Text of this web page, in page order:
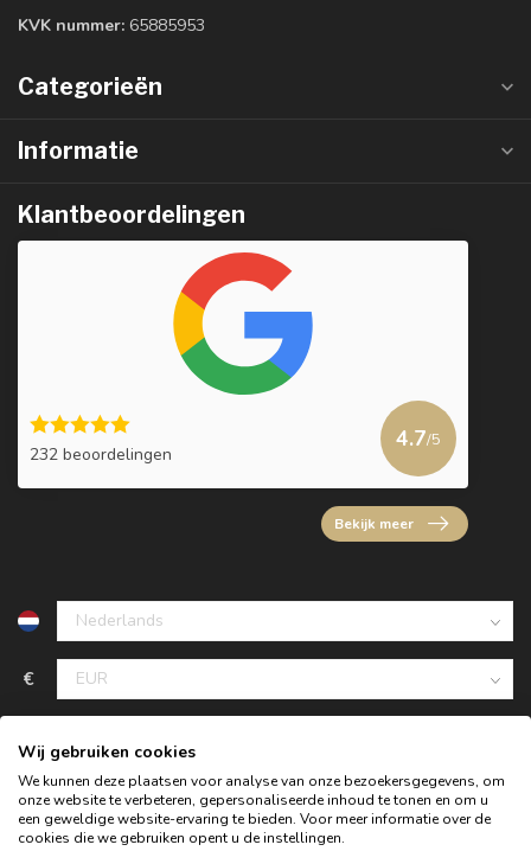
KVK nummer: 65885953
Categorieën
Informatie
Klantbeoordelingen
232 beoordelingen
4.7/5
Bekijk meer
€
Wij gebruiken cookies
We kunnen deze plaatsen voor analyse van onze bezoekersgegevens, om
onze website te verbeteren, gepersonaliseerde inhoud te tonen en om u
een geweldige website-ervaring te bieden. Voor meer informatie over de
cookies die we gebruiken opent u de instellingen.